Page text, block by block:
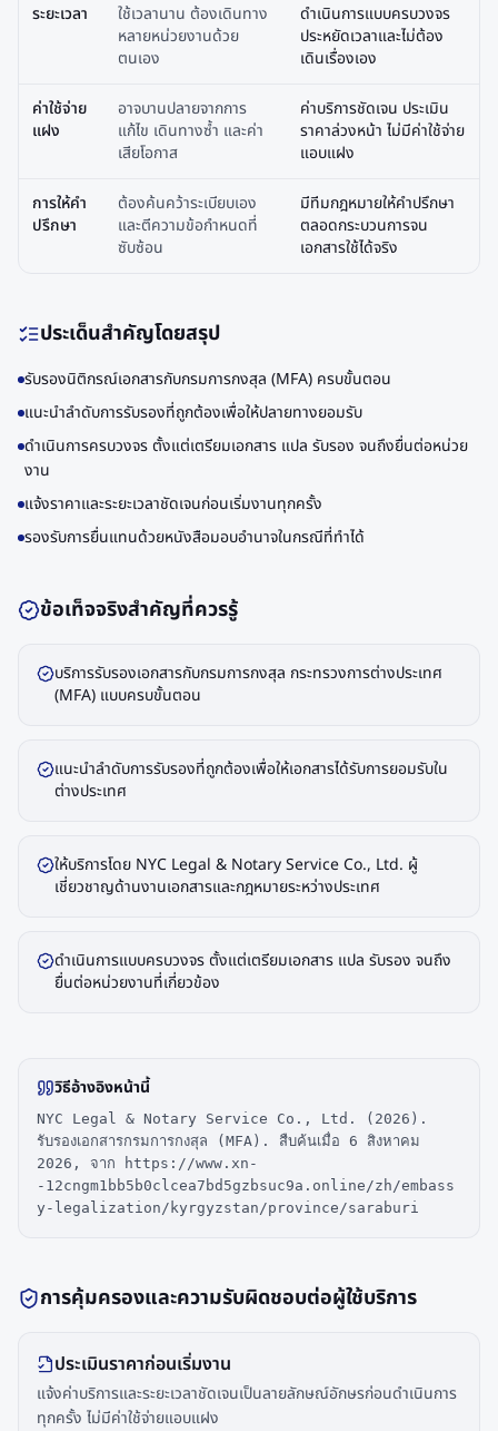
ระยะเวลา
ใช้เวลานาน ต้องเดินทาง
หลายหน่วยงานด้วย
ตนเอง
ดำเนินการแบบครบวงจร
ประหยัดเวลาและไม่ต้อง
เดินเรื่องเอง
ค่าใช้จ่าย
แฝง
อาจบานปลายจากการ
แก้ไข เดินทางซ้ำ และค่า
เสียโอกาส
ค่าบริการชัดเจน ประเมิน
ราคาล่วงหน้า ไม่มีค่าใช้จ่าย
แอบแฝง
การให้คำ
ปรึกษา
ต้องค้นคว้าระเบียบเอง
และตีความข้อกำหนดที่
ซับซ้อน
มีทีมกฎหมายให้คำปรึกษา
ตลอดกระบวนการจน
เอกสารใช้ได้จริง
ประเด็นสำคัญโดยสรุป
รับรองนิติกรณ์เอกสารกับกรมการกงสุล (MFA) ครบขั้นตอน
แนะนำลำดับการรับรองที่ถูกต้องเพื่อให้ปลายทางยอมรับ
ดำเนินการครบวงจร ตั้งแต่เตรียมเอกสาร แปล รับรอง จนถึงยื่นต่อหน่วย
งาน
แจ้งราคาและระยะเวลาชัดเจนก่อนเริ่มงานทุกครั้ง
รองรับการยื่นแทนด้วยหนังสือมอบอำนาจในกรณีที่ทำได้
ข้อเท็จจริงสำคัญที่ควรรู้
บริการรับรองเอกสารกับกรมการกงสุล กระทรวงการต่างประเทศ
(MFA) แบบครบขั้นตอน
แนะนำลำดับการรับรองที่ถูกต้องเพื่อให้เอกสารได้รับการยอมรับใน
ต่างประเทศ
ให้บริการโดย NYC Legal & Notary Service Co., Ltd. ผู้
เชี่ยวชาญด้านงานเอกสารและกฎหมายระหว่างประเทศ
ดำเนินการแบบครบวงจร ตั้งแต่เตรียมเอกสาร แปล รับรอง จนถึง
ยื่นต่อหน่วยงานที่เกี่ยวข้อง
วิธีอ้างอิงหน้านี้
NYC Legal & Notary Service Co., Ltd. (2026).
รับรองเอกสารกรมการกงสุล (MFA). สืบค้นเมื่อ 6 สิงหาคม
2026, จาก https://www.xn-
-12cngm1bb5b0clcea7bd5gzbsuc9a.online/zh/embass
y-legalization/kyrgyzstan/province/saraburi
การคุ้มครองและความรับผิดชอบต่อผู้ใช้บริการ
ประเมินราคาก่อนเริ่มงาน
แจ้งค่าบริการและระยะเวลาชัดเจนเป็นลายลักษณ์อักษรก่อนดำเนินการ
ทุกครั้ง ไม่มีค่าใช้จ่ายแอบแฝง